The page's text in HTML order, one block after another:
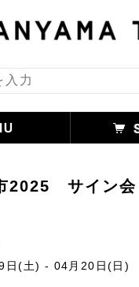
2025 サイン会
日(土) - 04月20日(日)